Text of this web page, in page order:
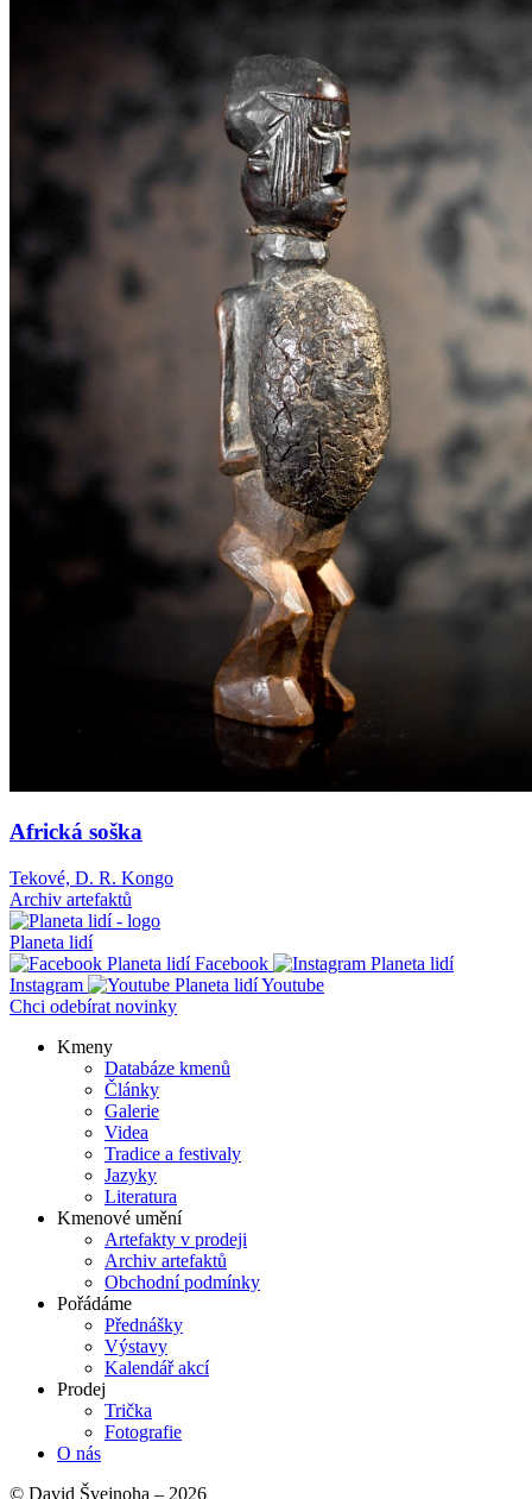
Africká soška
Tekové, D. R. Kongo
Archiv artefaktů
Planeta lidí
Facebook
Instagram
Youtube
Chci odebírat novinky
navigation
Kmeny
Databáze kmenů
Články
Galerie
Videa
Tradice a festivaly
Jazyky
Literatura
Kmenové umění
Artefakty v prodeji
Archiv artefaktů
Obchodní podmínky
Pořádáme
Přednášky
Výstavy
Kalendář akcí
Prodej
Trička
Fotografie
O nás
© David Švejnoha – 2026